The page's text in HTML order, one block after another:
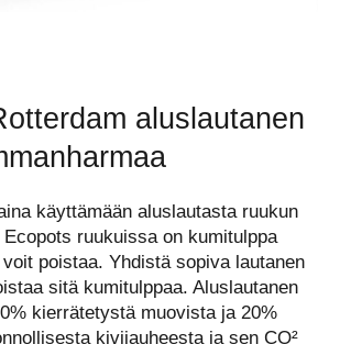
aluslautanen
käyttämään aluslautasta ruukun
ruukuissa on kumitulppa
poistaa. Yhdistä sopiva lautanen
sitä kumitulppaa. Aluslautanen
kierrätetystä muovista ja 20%
kivijauheesta ja sen CO²